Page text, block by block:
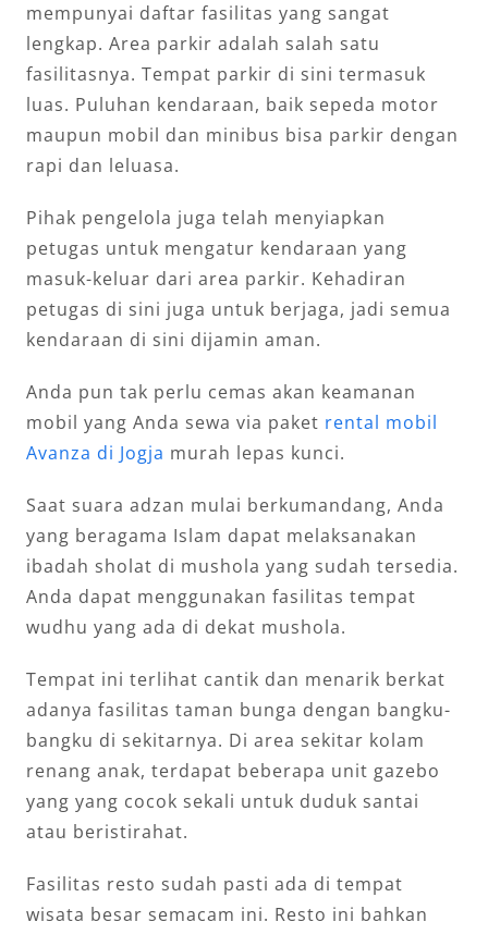
mempunyai daftar fasilitas yang sangat
lengkap. Area parkir adalah salah satu
fasilitasnya. Tempat parkir di sini termasuk
luas. Puluhan kendaraan, baik sepeda motor
maupun mobil dan minibus bisa parkir dengan
rapi dan leluasa.
Pihak pengelola juga telah menyiapkan
petugas untuk mengatur kendaraan yang
masuk-keluar dari area parkir. Kehadiran
petugas di sini juga untuk berjaga, jadi semua
kendaraan di sini dijamin aman.
Anda pun tak perlu cemas akan keamanan
mobil yang Anda sewa via paket rental mobil
Avanza di Jogja murah lepas kunci.
Saat suara adzan mulai berkumandang, Anda
yang beragama Islam dapat melaksanakan
ibadah sholat di mushola yang sudah tersedia.
Anda dapat menggunakan fasilitas tempat
wudhu yang ada di dekat mushola.
Tempat ini terlihat cantik dan menarik berkat
adanya fasilitas taman bunga dengan bangku-
bangku di sekitarnya. Di area sekitar kolam
renang anak, terdapat beberapa unit gazebo
yang yang cocok sekali untuk duduk santai
atau beristirahat.
Fasilitas resto sudah pasti ada di tempat
wisata besar semacam ini. Resto ini bahkan